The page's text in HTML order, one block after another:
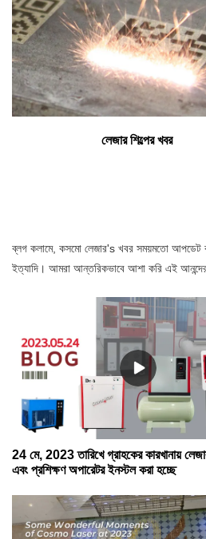
লেজার শিল্পের খবর
ব্লগ কলামে, কসমো লেজার's খবর সময়মতো আপডেট
ইত্যাদি। আমরা আন্তরিকভাবে আশা করি এই আনন্দের
24 মে, 2023 তারিখে গ্রাহকের কারখানায়
এবং প্রশিক্ষণ অপারেটর ইনস্টল করা হচ্ছে